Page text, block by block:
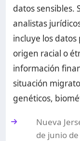
datos sensibles.
analistas
incluye los
origen racial o
información
situación
genéticos,
Nueva
de junio